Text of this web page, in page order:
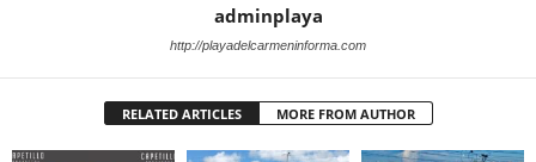
adminplaya
http://playadelcarmeninforma.com
RELATED ARTICLES MORE FROM AUTHOR